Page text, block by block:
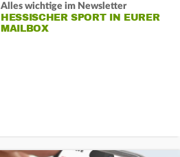
Alles wichtige im Newsletter
HESSISCHER SPORT IN EURER
MAILBOX